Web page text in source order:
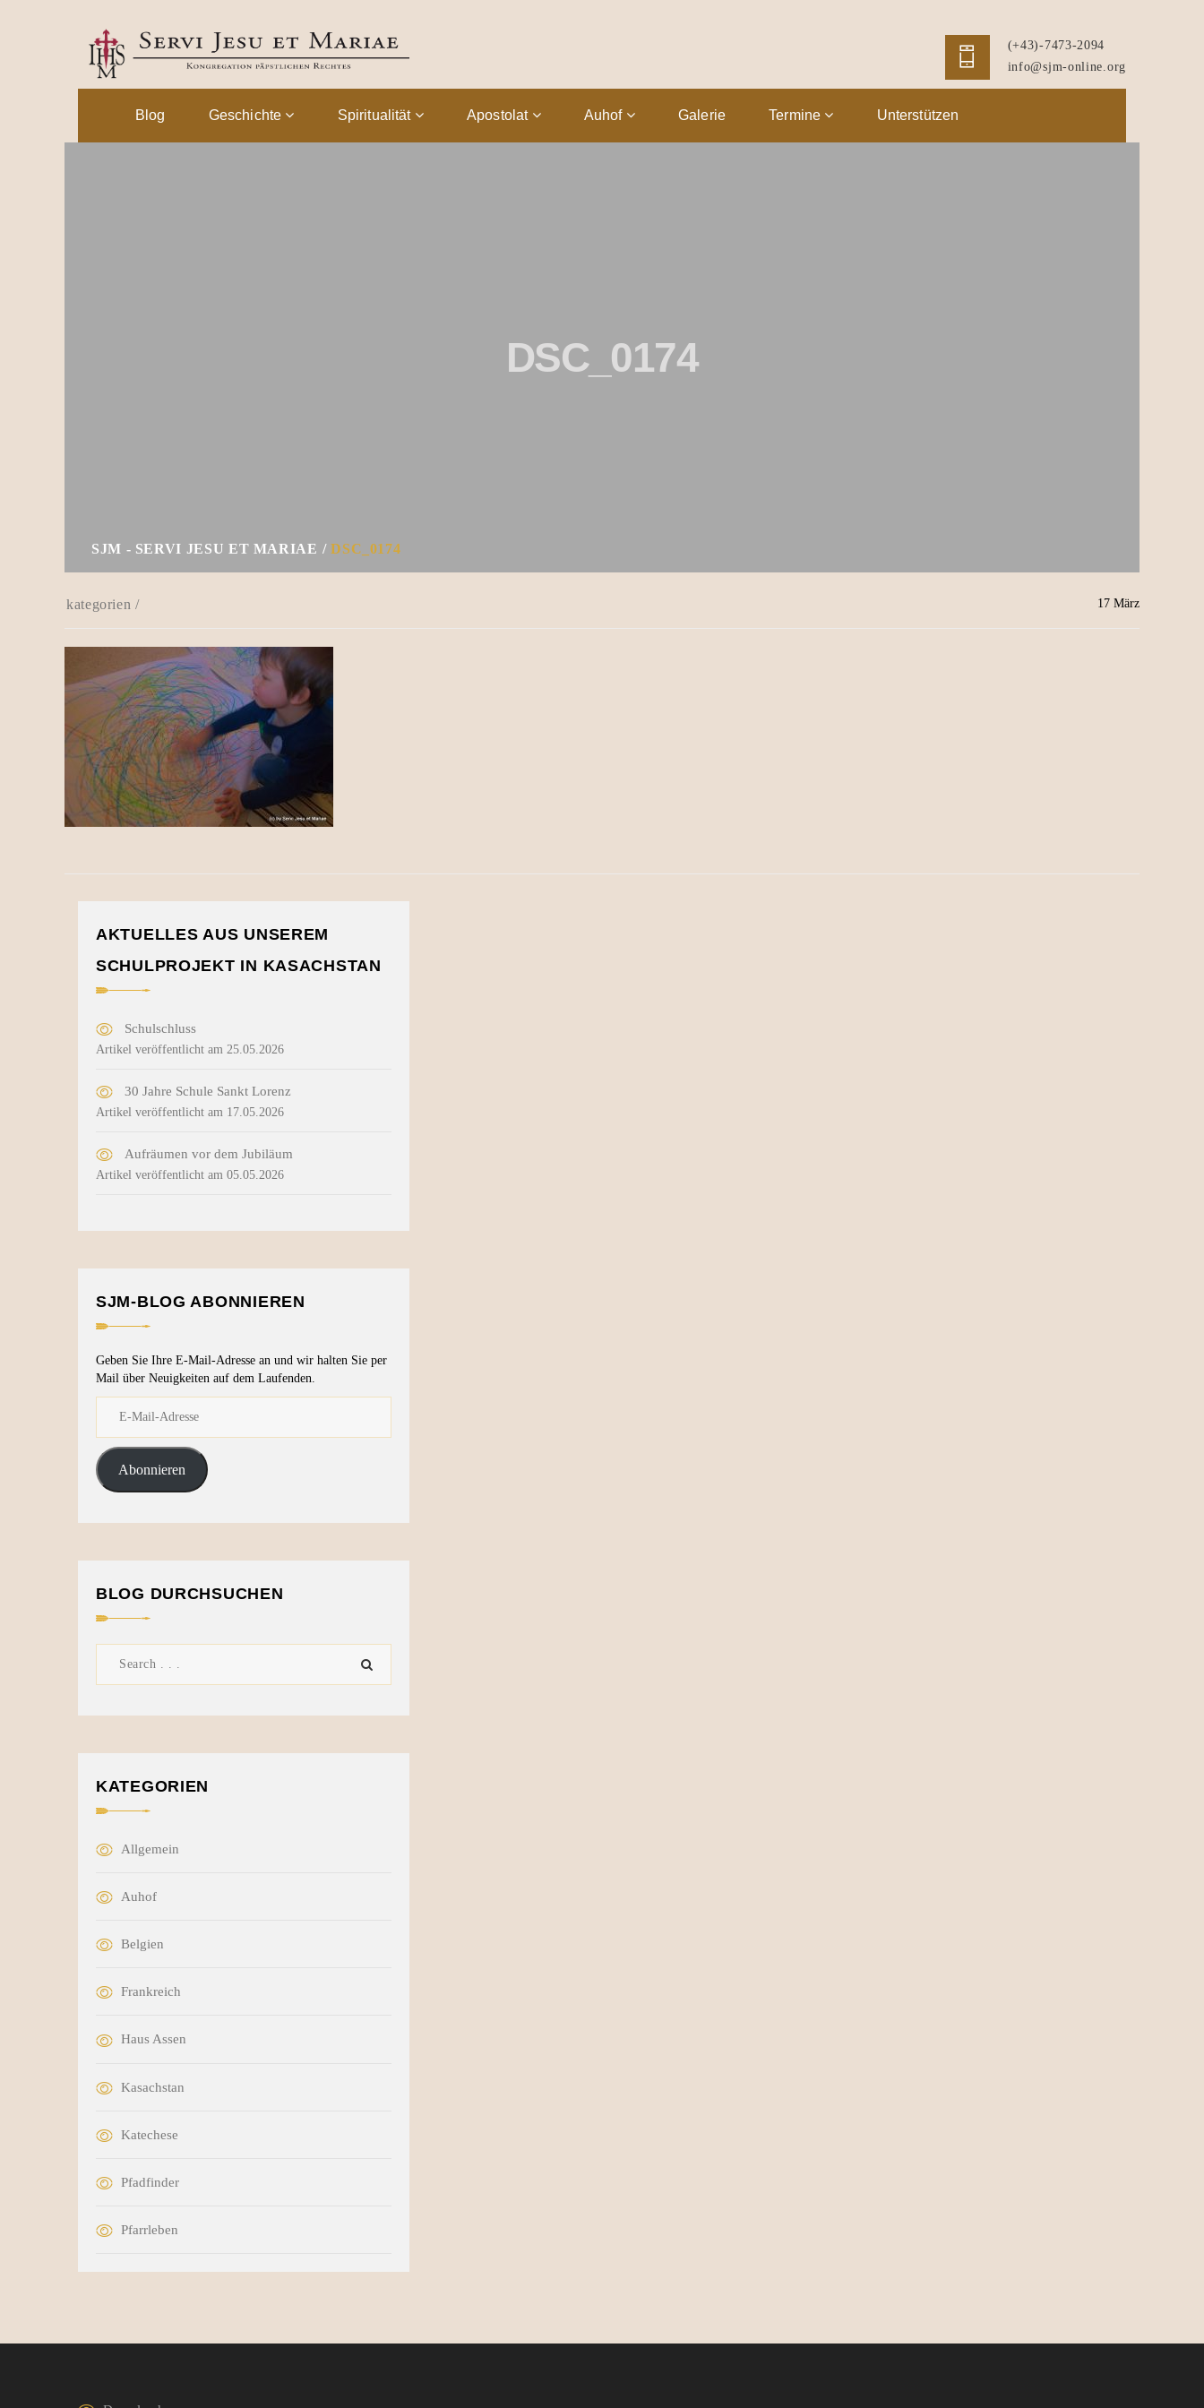
(+43)-7473-2094
info@sjm-online.org
Blog Geschichte Spiritualität Apostolat Auhof Galerie Termine Unterstützen
DSC_0174
SJM - SERVI JESU ET MARIAE DSC_0174
17 März
AKTUELLES AUS UNSEREM
SCHULPROJEKT IN KASACHSTAN
Schulschluss
Artikel veröffentlicht am 25.05.2026
30 Jahre Schule Sankt Lorenz
Artikel veröffentlicht am 17.05.2026
Aufräumen vor dem Jubiläum
Artikel veröffentlicht am 05.05.2026
SJM-BLOG ABONNIEREN
Geben Sie Ihre E-Mail-Adresse an und wir halten Sie per
Mail über Neuigkeiten auf dem Laufenden.
Abonnieren
BLOG DURCHSUCHEN
KATEGORIEN
Allgemein
Auhof
Belgien
Frankreich
Haus Assen
Kasachstan
Katechese
Pfadfinder
Pfarrleben